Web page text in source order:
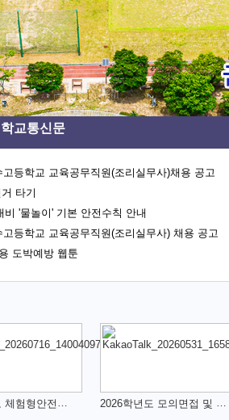
고등학교 교육공무직원(조리실무사)채용 공고
타기
비 '물놀이' 기본 안전수칙 안내
고등학교 교육공무직원(조리실무사) 채용 공고
도박예방 웹툰
학교통신문
2026학년도 체험형안전교육 2026학년도 모의면접 및 학생부 컨설팅 운영